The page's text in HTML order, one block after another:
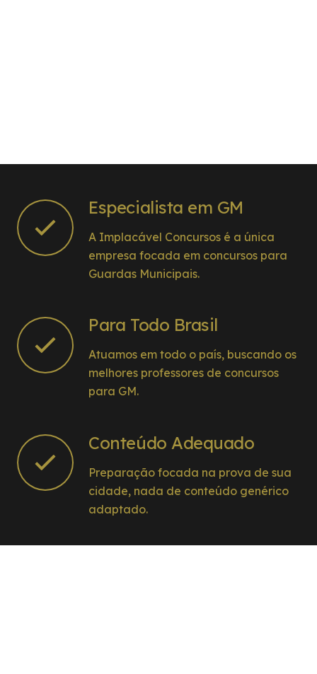
Especialista em GM
A Implacável Concursos é a única
empresa focada em concursos para
Guardas Municipais.
Para Todo Brasil
Atuamos em todo o país, buscando os
melhores professores de concursos
para GM.
Conteúdo Adequado
Preparação focada na prova de sua
cidade, nada de conteúdo genérico
adaptado.